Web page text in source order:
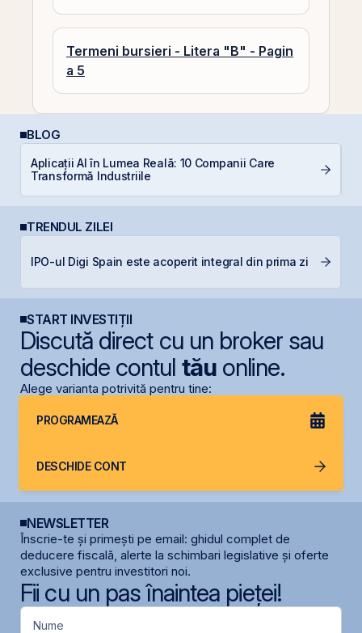
Termeni bursieri - Litera "B" - Pagin
a 5
BLOG
Aplicații AI în Lumea Reală: 10 Companii Care
Transformă Industriile
TRENDUL ZILEI
IPO-ul Digi Spain este acoperit integral din prima zi
START INVESTIȚII
Discută direct cu un broker sau
deschide contul tăuonline.
Alege varianta potrivită pentru tine:
PROGRAMEAZĂ
DESCHIDE CONT
NEWSLETTER
Înscrie-te și primești pe email: ghidul complet de
deducere fiscală, alerte la schimbari legislative și oferte
exclusive pentru investitori noi.
Fii cu un pas înaintea pieței!
Nume